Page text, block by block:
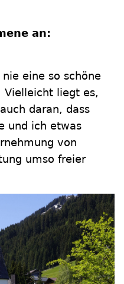
an:
eine so schöne
Vielleicht liegt es,
daran, dass
und ich etwas
von
umso freier